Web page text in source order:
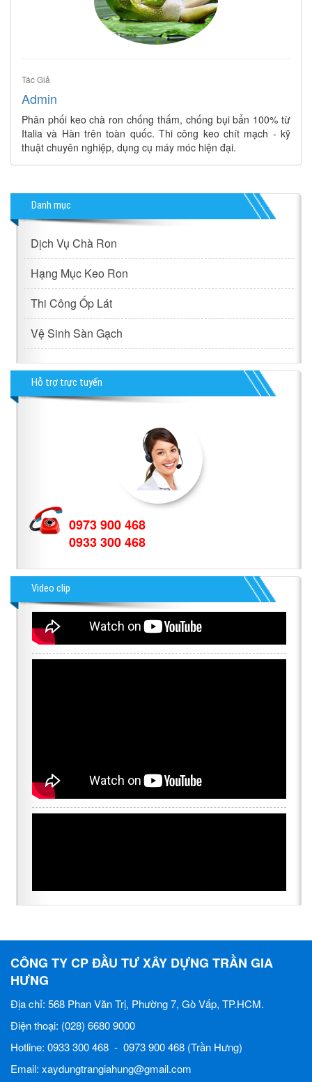
Tác Giả
Admin
Phân phối keo chà ron chống thấm, chống bụi bẩn 100% từ
Italia và Hàn trên toàn quốc. Thi công keo chít mạch - kỹ
thuật chuyên nghiệp, dụng cụ máy móc hiện đại.
Danh mục
Dịch Vụ Chà Ron
Hạng Mục Keo Ron
Thi Công Ốp Lát
Vệ Sinh Sàn Gạch
Hỗ trợ trực tuyến
0973 900 468
0933 300 468
Video clip
CÔNG TY CP ĐẦU TƯ XÂY DỰNG TRẦN GIA
HƯNG
Địa chỉ: 568 Phan Văn Trị, Phường 7, Gò Vấp, TP.HCM.
Điện thoại: (028) 6680 9000
Hotline: 0933 300 468 - 0973 900 468 (Trần Hưng)
Email: xaydungtrangiahung@gmail.com